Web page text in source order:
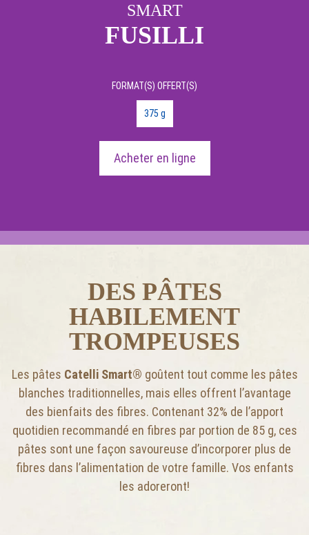
SMART
FUSILLI
FORMAT(S) OFFERT(S)
375 g
Acheter en ligne
DES PÂTES
HABILEMENT
TROMPEUSES
Les pâtes Catelli Smart® goûtent tout comme les pâtes
blanches traditionnelles, mais elles offrent l’avantage
des bienfaits des fibres. Contenant 32% de l’apport
quotidien recommandé en fibres par portion de 85 g, ces
pâtes sont une façon savoureuse d’incorporer plus de
fibres dans l’alimentation de votre famille. Vos enfants
les adoreront!